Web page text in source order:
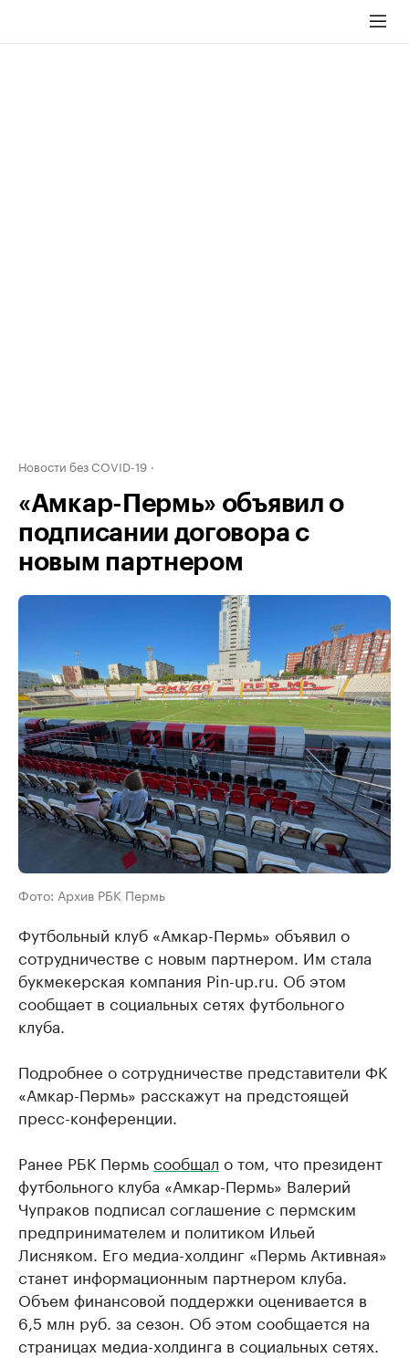
Новости без COVID-19
«Амкар-Пермь» объявил о
подписании договора с
новым партнером
Фото: Архив РБК Пермь
Футбольный клуб «Амкар-Пермь» объявил о
сотрудничестве с новым партнером. Им стала
букмекерская компания Pin-up.ru. Об этом
сообщает в социальных сетях футбольного
клуба.
Подробнее о сотрудничестве представители ФК
«Амкар-Пермь» расскажут на предстоящей
пресс-конференции.
Ранее РБК Пермьсообщал о том, что президент
футбольного клуба «Амкар-Пермь» Валерий
Чупраков подписал соглашение с пермским
предпринимателем и политиком Ильей
Лисняком. Его медиа-холдинг «Пермь Активная»
станет информационным партнером клуба.
Объем финансовой поддержки оценивается в
6,5 млн руб. за сезон. Об этом сообщается на
страницах медиа-холдинга в социальных сетях.